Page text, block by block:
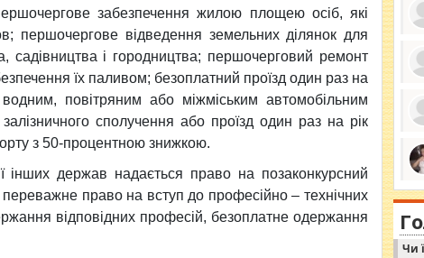
забезпечення жилою площею осіб, які
першочергове відведення земельних ділянок для
садівництва і городництва; першочерговий ремонт
їх паливом; безоплатний проїзд один раз на
повітряним або міжміським автомобільним
сполучення або проїзд один раз на рік
з 50-процентною знижкою.
інших держав надається право на позаконкурсний
право на вступ до професійно – технічних
відповідних професій, безоплатне одержання
за
ми
in
Чи